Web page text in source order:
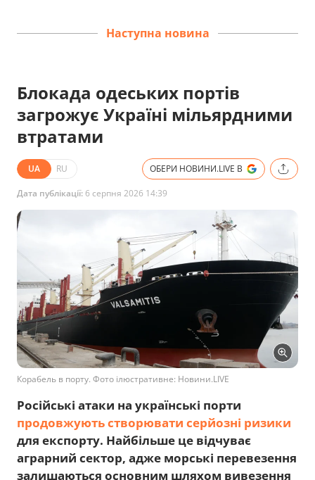
Наступна новина
Блокада одеських портів
загрожує Україні мільярдними
втратами
UA RU ОБЕРИ НОВИНИ.LIVE В
Дата публікації: 6 серпня 2026 14:39
Корабель в порту. Фото ілюстративне: Новини.LIVE
Російські атаки на українські порти
продовжують створювати серйозні ризики
для експорту. Найбільше це відчуває
аграрний сектор, адже морські перевезення
залишаються основним шляхом вивезення